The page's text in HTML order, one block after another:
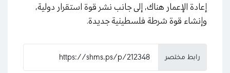
إعادة الإعمار هناك، إلى جانب نشر قوة استقرار دولية،
وإنشاء قوة شرطة فلسطينية جديدة.
رابط مختصر